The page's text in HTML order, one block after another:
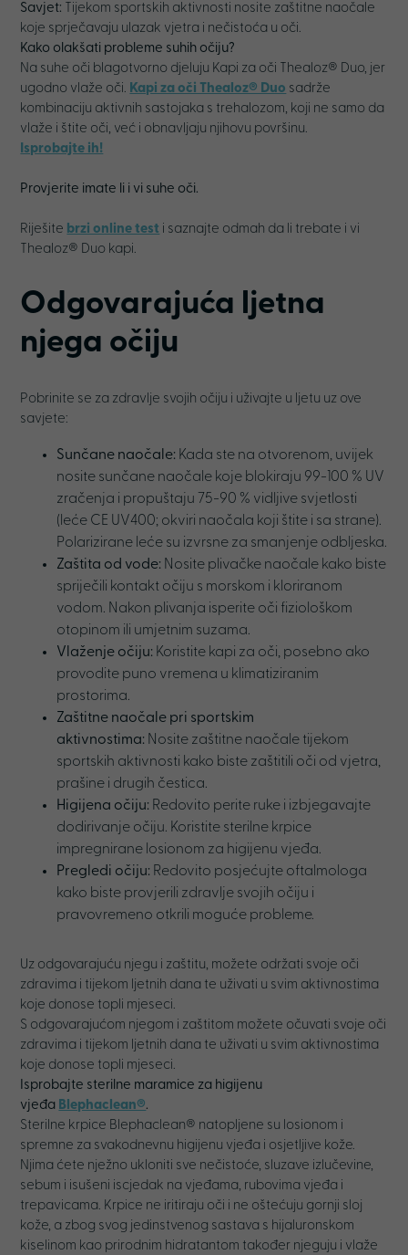
Savjet: Tijekom sportskih aktivnosti nosite zaštitne naočale
koje sprječavaju ulazak vjetra i nečistoća u oči.
Kako olakšati probleme suhih očiju?
Na suhe oči blagotvorno djeluju Kapi za oči Thealoz® Duo, jer
ugodno vlaže oči. Kapi za oči Thealoz® Duo sadrže
kombinaciju aktivnih sastojaka s trehalozom, koji ne samo da
vlaže i štite oči, već i obnavljaju njihovu površinu.
Isprobajte ih!
Provjerite imate li i vi suhe oči.
Riješite brzi online test i saznajte odmah da li trebate i vi
Thealoz® Duo kapi.
Odgovarajuća ljetna
njega očiju
Pobrinite se za zdravlje svojih očiju i uživajte u ljetu uz ove
savjete:
Sunčane naočale: Kada ste na otvorenom, uvijek
nosite sunčane naočale koje blokiraju 99-100 % UV
zračenja i propuštaju 75-90 % vidljive svjetlosti
(leće CE UV400; okviri naočala koji štite i sa strane).
Polarizirane leće su izvrsne za smanjenje odbljeska.
Zaštita od vode: Nosite plivačke naočale kako biste
spriječili kontakt očiju s morskom i kloriranom
vodom. Nakon plivanja isperite oči fiziološkom
otopinom ili umjetnim suzama.
Vlaženje očiju: Koristite kapi za oči, posebno ako
provodite puno vremena u klimatiziranim
prostorima.
Zaštitne naočale pri sportskim
aktivnostima: Nosite zaštitne naočale tijekom
sportskih aktivnosti kako biste zaštitili oči od vjetra,
prašine i drugih čestica.
Higijena očiju: Redovito perite ruke i izbjegavajte
dodirivanje očiju. Koristite sterilne krpice
impregnirane losionom za higijenu vjeđa.
Pregledi očiju: Redovito posjećujte oftalmologa
kako biste provjerili zdravlje svojih očiju i
pravovremeno otkrili moguće probleme.
Uz odgovarajuću njegu i zaštitu, možete održati svoje oči
zdravima i tijekom ljetnih dana te uživati u svim aktivnostima
koje donose topli mjeseci.
S odgovarajućom njegom i zaštitom možete očuvati svoje oči
zdravima i tijekom ljetnih dana te uživati u svim aktivnostima
koje donose topli mjeseci.
Isprobajte sterilne maramice za higijenu
vjeđa Blephaclean®.
Sterilne krpice Blephaclean® natopljene su losionom i
spremne za svakodnevnu higijenu vjeđa i osjetljive kože.
Njima ćete nježno ukloniti sve nečistoće, sluzave izlučevine,
sebum i isušeni iscjedak na vjeđama, rubovima vjeđa i
trepavicama. Krpice ne iritiraju oči i ne oštećuju gornji sloj
kože, a zbog svog jedinstvenog sastava s hijaluronskom
kiselinom kao prirodnim hidratantom također njeguju i vlaže